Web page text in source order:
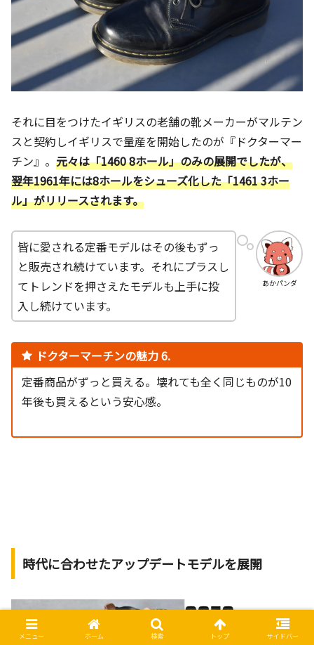
それに目をつけたイギリスの老舗の靴メーカーがマルテン
スと契約しイギリスで量産を開始したのが『ドクターマー
チン』。 元々は「1460 8ホール」のみの展開でしたが、
翌年1961年には8ホールをシューズ化した「1461 3ホー
ル」がリリースされます。
あかパンダ
皆に愛される定番モデルはその後もずっ
と販売され続けています。それにプラスし
てトレンドを押さえたモデルも上手に投
入し続けています。
ドクターマーチンの魅力 6.
定番商品がずっと買える。壊れても全く同じものが10
年後も買えるという安心感。
時代に合わせたアップデートモデルを展開
メニュー ホーム 検索 トップ サイドバー